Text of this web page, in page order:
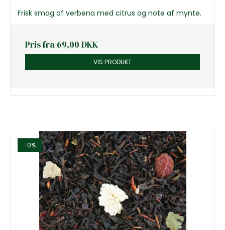
Frisk smag af verbena med citrus og note af mynte.
Pris fra 69,00 DKK
VIS PRODUKT
-0%